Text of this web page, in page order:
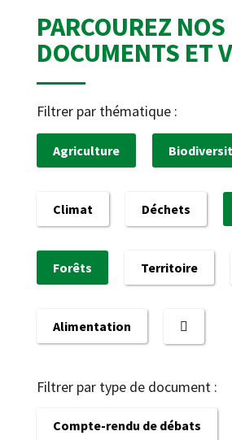
PARCOUREZ NOS
DOCUMENTS ET
Filtrer par thématique :
Agriculture
Climat Déchets
Forêts Territoire
Alimentation
Filtrer par type de document :
Compte-rendu de débats